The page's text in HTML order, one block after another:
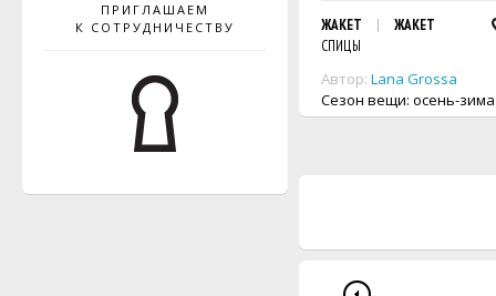
ПРИГЛАШАЕМ
К СОТРУДНИЧЕСТВУ
ЖАКЕТ
ЖАКЕТ
СПИЦЫ
Автор: Lana Grossa
Сезон вещи: осень-зима